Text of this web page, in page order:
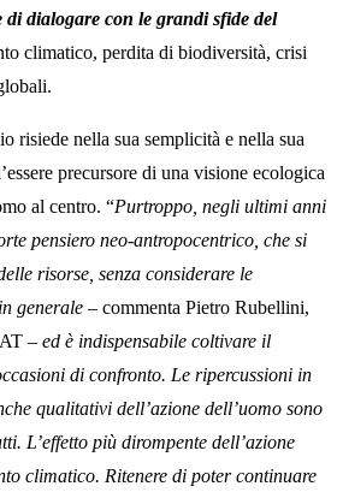
di dialogare con le grandi sfide del
climatico, perdita di biodiversità, crisi
risiede nella sua semplicità e nella sua
precursore di una visione ecologica
al centro. “Purtroppo, negli ultimi anni
pensiero neo-antropocentrico, che si
risorse, senza considerare le
generale – commenta Pietro Rubellini,
– ed è indispensabile coltivare il
di confronto. Le ripercussioni in
qualitativi dell’azione dell’uomo sono
L’effetto più dirompente dell’azione
climatico. Ritenere di poter continuare